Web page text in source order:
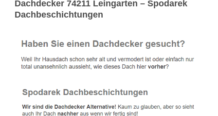
Dachdecker 74211 Leingarten – Spodarek
Dachbeschichtungen